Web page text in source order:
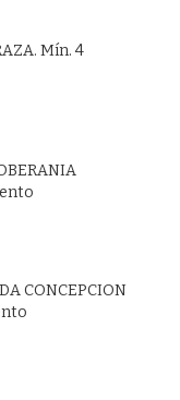
Mín. 4
CONCEPCION